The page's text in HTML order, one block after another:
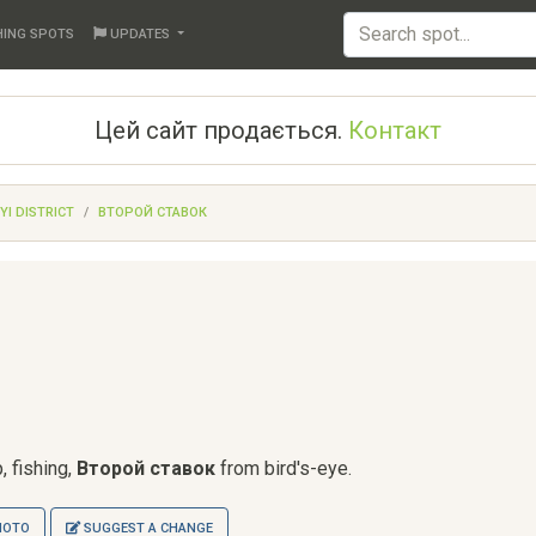
SPOTS UPDATES
Цей сайт продається. Контакт
DISTRICT ВТОРОЙ СТАВОК
fishing, Второй ставок from bird's-eye.
SUGGEST A CHANGE